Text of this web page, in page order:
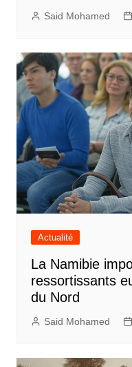
Said Mohamed
Actualité
La Namibie
ressortissants
du Nord
Said Mohamed